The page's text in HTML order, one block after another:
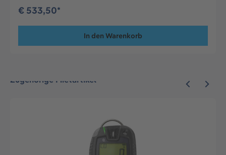
€ 533,50*
In den Warenkorb
Zugehörige Mietartikel